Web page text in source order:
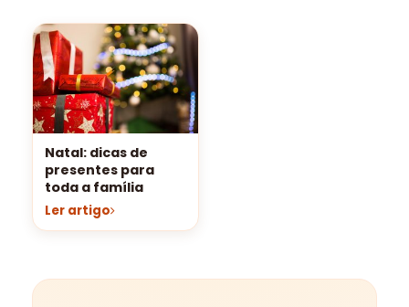
Natal: dicas de
presentes para
toda a família
Ler artigo